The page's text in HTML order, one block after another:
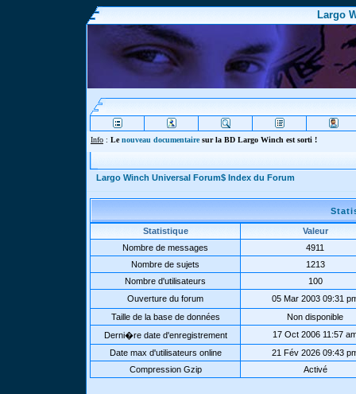
Largo
Info : Lenouveau documentairesur la BD Largo Winch est sorti !
Largo Winch Universal Forum$ Index du Forum
Statistique
Valeur
Nombre de messages
4911
Nombre de sujets
1213
Nombre d'utilisateurs
100
Ouverture du forum
05 Mar 2003 09:31
Taille de la base de données
Non disponible
Derni�re date d'enregistrement
17 Oct 2006 11:57
Date max d'utilisateurs online
21 Fév 2026 09:43
Compression Gzip
Activé